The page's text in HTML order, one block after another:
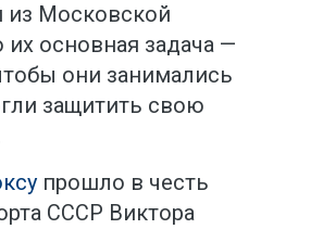
из Московской
основная задача —
они занимались
защитить свою
прошло в честь
СССР Виктора